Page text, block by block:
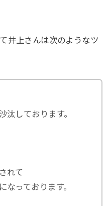
井上さんは次のようなツ
汰しております。
れて
なっております。